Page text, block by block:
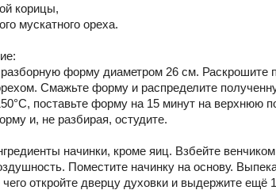
корицы,
мускатного ореха.
разборную форму диаметром 26 см.
Смажьте форму и распределите
поставьте форму на 15 минут на
и, не разбирая, остудите.
начинки, кроме яиц. Взбейте
Поместите начинку на основу.
чего откройте дверцу духовки и выдержите ещё